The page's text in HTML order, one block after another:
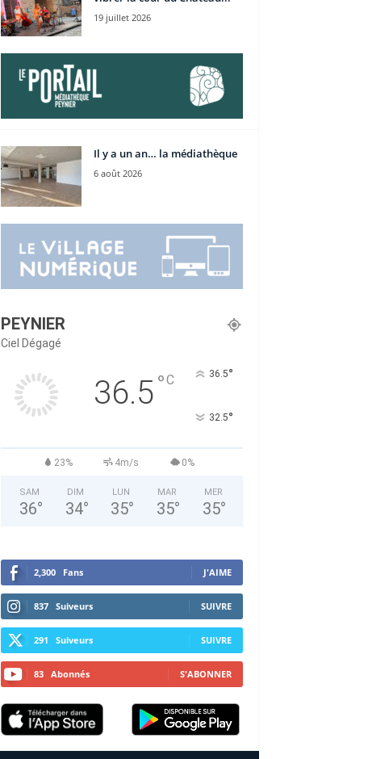
19 juillet 2026
Il y a un an… la médiathèque
6 août 2026
PEYNIER
Ciel Dégagé
36.5°C 36.5°
32.5°
23% 4m/s 0%
SAM
36°
DIM
34°
LUN
35°
MAR
35°
MER
35°
2,300 Fans J'AIME
837 Suiveurs SUIVRE
291 Suiveurs SUIVRE
83 Abonnés S'ABONNER